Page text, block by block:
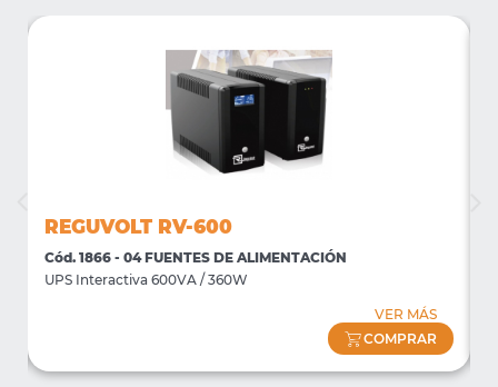
REGUVOLT RV-600
Cód. 1866 - 04 FUENTES DE ALIMENTACIÓN
UPS Interactiva 600VA / 360W
VER MÁS
COMPRAR